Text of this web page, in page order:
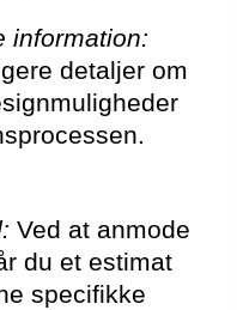
information:
detaljer om
Ved at anmode
du et estimat
specifikke